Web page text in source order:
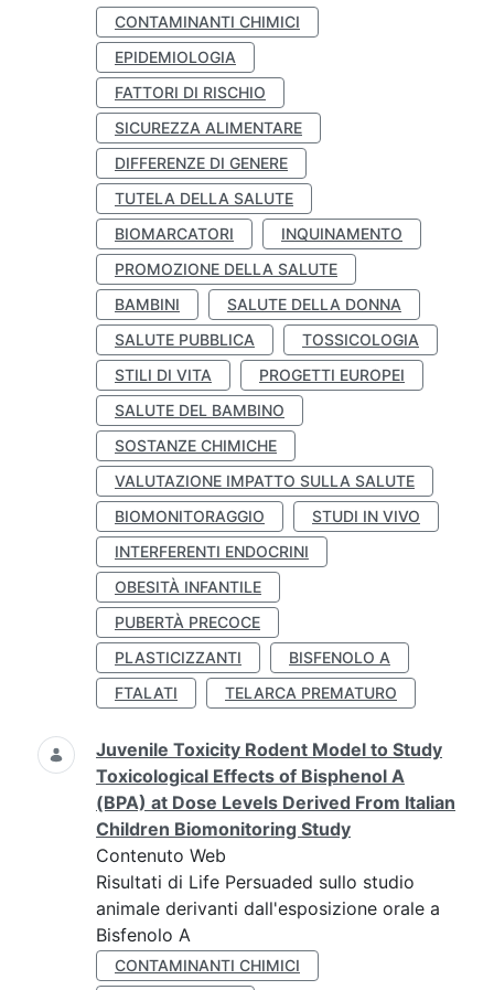
CONTAMINANTI CHIMICI
EPIDEMIOLOGIA
FATTORI DI RISCHIO
SICUREZZA ALIMENTARE
DIFFERENZE DI GENERE
TUTELA DELLA SALUTE
BIOMARCATORI
INQUINAMENTO
PROMOZIONE DELLA SALUTE
BAMBINI
SALUTE DELLA DONNA
SALUTE PUBBLICA
TOSSICOLOGIA
STILI DI VITA
PROGETTI EUROPEI
SALUTE DEL BAMBINO
SOSTANZE CHIMICHE
VALUTAZIONE IMPATTO SULLA SALUTE
BIOMONITORAGGIO
STUDI IN VIVO
INTERFERENTI ENDOCRINI
OBESITÀ INFANTILE
PUBERTÀ PRECOCE
PLASTICIZZANTI
BISFENOLO A
FTALATI
TELARCA PREMATURO
Juvenile Toxicity Rodent Model to Study
Toxicological Effects of Bisphenol A
(BPA) at Dose Levels Derived From Italian
Children Biomonitoring Study
Contenuto Web
Risultati di Life Persuaded sullo studio
animale derivanti dall'esposizione orale a
Bisfenolo A
CONTAMINANTI CHIMICI